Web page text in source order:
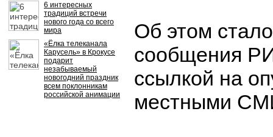
6 интересных
традиций встречи
нового года со всего
мира
«Ёлка телеканала
Карусель» в Крокусе
подарит
незабываемый
новогодний праздник
всем поклонникам
российской анимации
Об этом
сообщения
ссылкой на
местными